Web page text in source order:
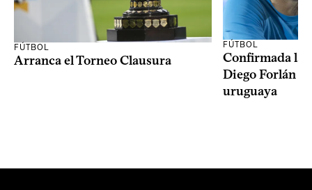
FÚTBOL
Arranca el Torneo Clausura
FÚTBOL
Confirmada la
Diego Forlán
uruguaya